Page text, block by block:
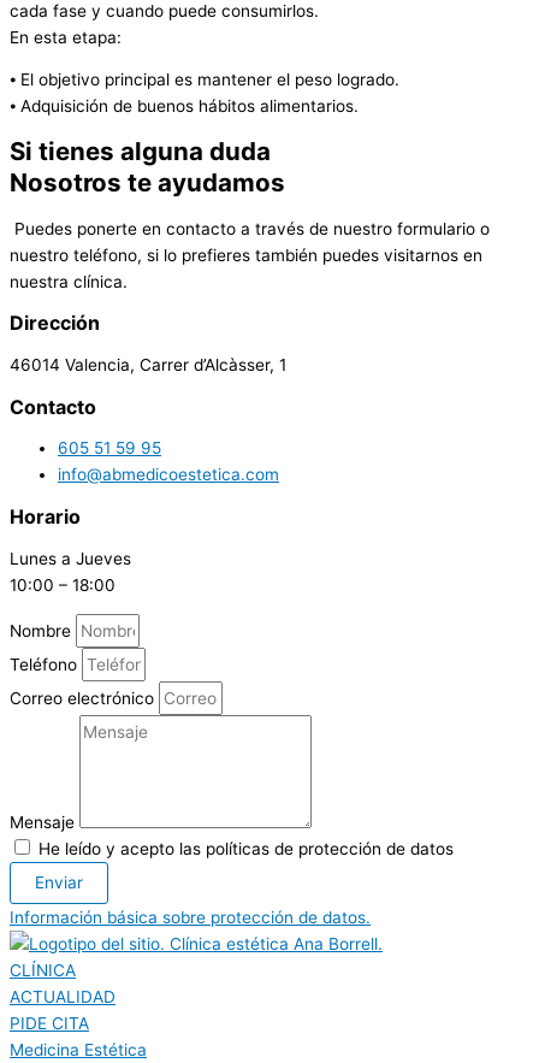
cada fase y cuando puede consumirlos.
En esta etapa:
⦁ El objetivo principal es mantener el peso logrado.
⦁ Adquisición de buenos hábitos alimentarios.
Si tienes alguna duda
Nosotros te ayudamos
Puedes ponerte en contacto a través de nuestro formulario o
nuestro teléfono, si lo prefieres también puedes visitarnos en
nuestra clínica.
Dirección
46014 Valencia, Carrer d’Alcàsser, 1
Contacto
605 51 59 95
info@abmedicoestetica.com
Horario
Lunes a Jueves
10:00 – 18:00
Nombre
Teléfono
Correo electrónico
Mensaje
He leído y acepto las políticas de protección de datos
Enviar
Información básica sobre protección de datos.
CLÍNICA
ACTUALIDAD
PIDE CITA
Medicina Estética